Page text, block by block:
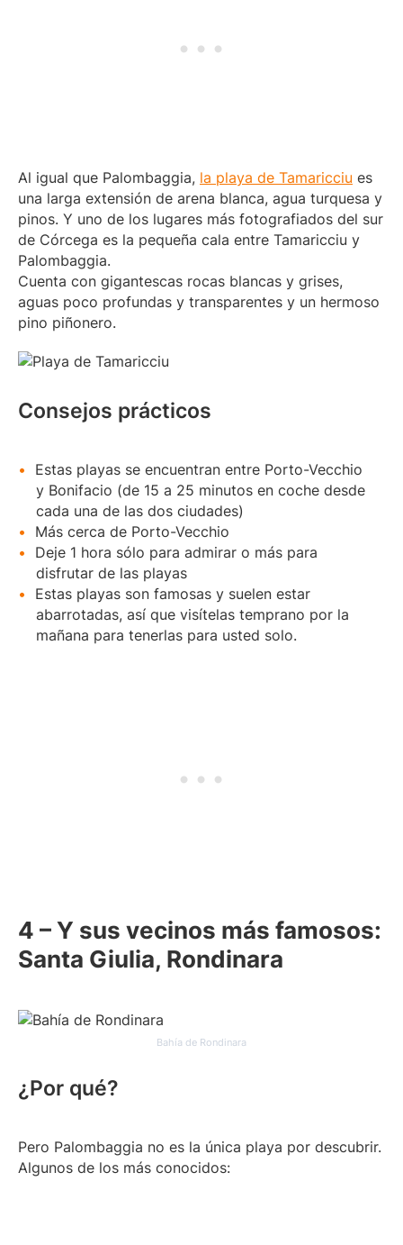
Al igual que Palombaggia, la playa de Tamaricciu es
una larga extensión de arena blanca, agua turquesa y
pinos. Y uno de los lugares más fotografiados del sur
de Córcega es la pequeña cala entre Tamaricciu y
Palombaggia.
Cuenta con gigantescas rocas blancas y grises,
aguas poco profundas y transparentes y un hermoso
pino piñonero.
Consejos prácticos
Estas playas se encuentran entre Porto-Vecchio
y Bonifacio (de 15 a 25 minutos en coche desde
cada una de las dos ciudades)
Más cerca de Porto-Vecchio
Deje 1 hora sólo para admirar o más para
disfrutar de las playas
Estas playas son famosas y suelen estar
abarrotadas, así que visítelas temprano por la
mañana para tenerlas para usted solo.
4 – Y sus vecinos más famosos:
Santa Giulia, Rondinara
Bahía de Rondinara
¿Por qué?
Pero Palombaggia no es la única playa por descubrir.
Algunos de los más conocidos: